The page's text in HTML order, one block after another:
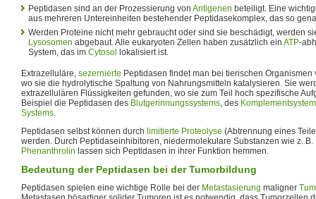
Peptidasen sind an der Prozessierung von Antigenen beteiligt. Eine
aus mehreren Untereinheiten bestehender Peptidasekomplex, das so
Werden Proteine nicht mehr gebraucht oder sind sie beschädigt, werden
Lysosomen abgebaut. Alle eukaryoten Zellen haben zusätzlich ein ATP-
System, das im Cytosol lokalisiert ist.
Extrazelluläre, sezernierte Peptidasen findet man bei tierischen
wo sie die hydrolytische Spaltung von Nahrungsmitteln katalysieren. Sie
extrazellulären Flüssigkeiten gefunden, wo sie zum Teil hoch spezifische
Beispiel die Peptidasen des Blutgerinnungssystems, des
Systems.
Peptidasen selbst können durch limitierte Proteolyse (Abtrennung eines
werden. Durch Peptidaseinhibitoren, niedermolekulare Substanzen wie z. B.
Phenanthrolin lassen sich Peptidasen in ihrer Funktion hemmen.
Bedeutung der Peptidasen bei der Tumorbildung
Peptidasen spielen eine wichtige Rolle bei der Metastasierung maligner